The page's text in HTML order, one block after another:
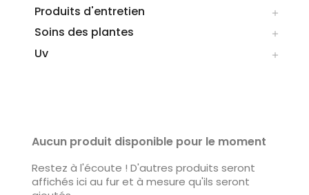
Produits d'entretien 
Soins des plantes 
Uv 
Aucun produit disponible pour le moment
Restez à l'écoute ! D'autres produits seront
affichés ici au fur et à mesure qu'ils seront